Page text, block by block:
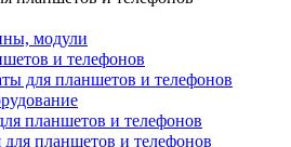
модули
и телефонов
для планшетов и телефонов
планшетов и телефонов
планшетов и телефонов